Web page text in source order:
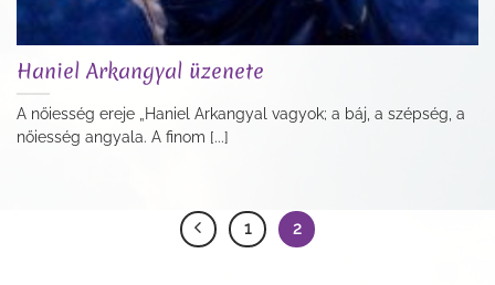
Haniel Arkangyal üzenete
A nőiesség ereje „Haniel Arkangyal vagyok; a báj, a szépség, a
nőiesség angyala. A finom [...]
1 2